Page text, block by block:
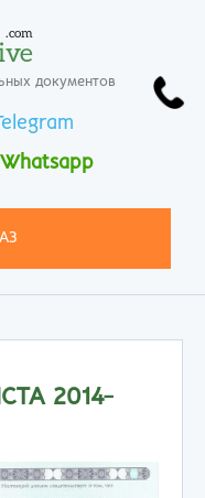
.com
документов
2014-